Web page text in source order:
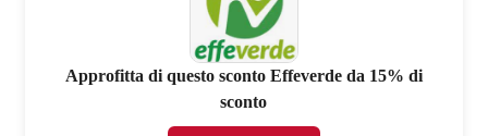
Approfitta di questo sconto Effeverde da 15% di
sconto